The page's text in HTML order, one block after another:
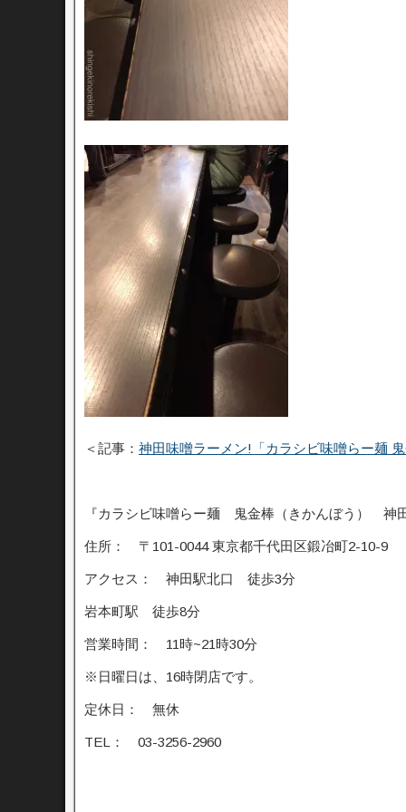
＜記事： 神田味噌ラーメン!「カラシビ味噌らー麺
『カラシビ味噌らー麺 鬼金棒（きかんぼう） 神
住所： 〒101-0044 東京都千代田区鍛冶町2-10-9
アクセス： 神田駅北口 徒歩3分
岩本町駅 徒歩8分
営業時間： 11時~21時30分
※日曜日は、16時閉店です。
定休日： 無休
TEL： 03-3256-2960